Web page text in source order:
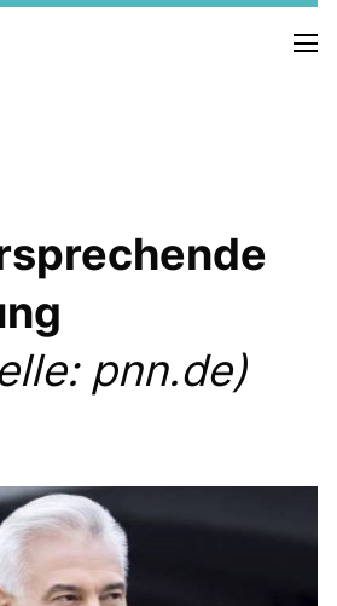
VITA
PRESSEFOTOS
MEIN BÜRGERBÜRO
ZIELE
Redebeiträge
Anträge CDU
Kleine Anfragen
pnn.de)